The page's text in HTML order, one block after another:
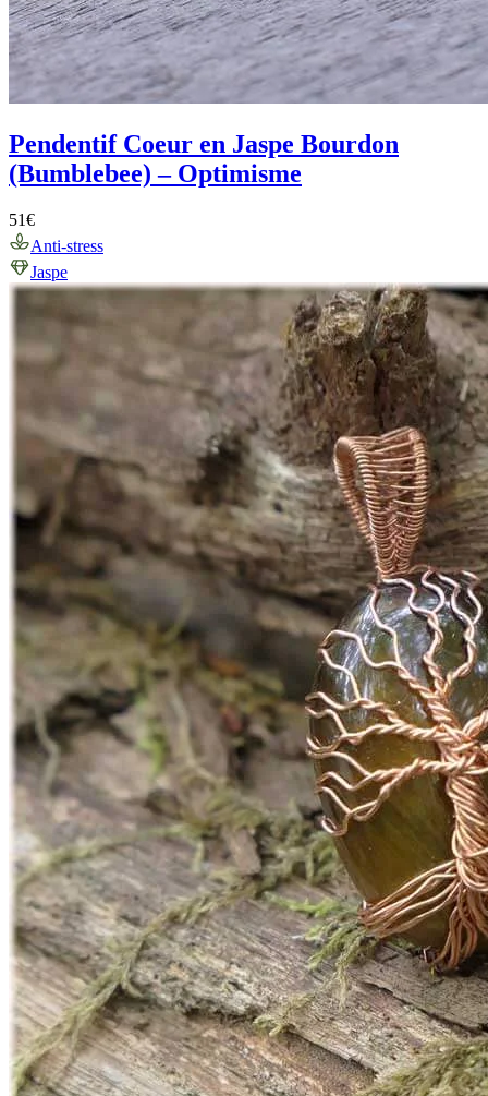
Pendentif Coeur en Jaspe Bourdon
(Bumblebee) – Optimisme
51€
Anti-stress
Jaspe